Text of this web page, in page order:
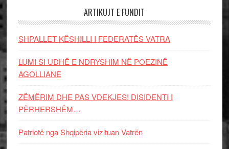
ARTIKUJT E FUNDIT
SHPALLET KËSHILLI I FEDERATËS VATRA
LUMI SI UDHË E NDRYSHIM NË POEZINË
AGOLLIANE
ZËMËRIM DHE PAS VDEKJES! DISIDENTI I
PËRHERSHËM…
Patriotë nga Shqipëria vizituan Vatrën